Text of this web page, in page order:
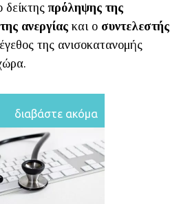
δείκτηςπρόληψης της
ανεργίας και ο συντελεστής
της ανισοκατανομής
διαβάστε ακόμα